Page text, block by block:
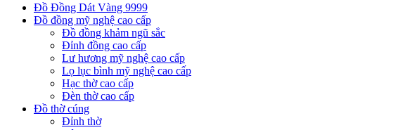
Đồ Đồng Dát Vàng 9999
Đồ đồng mỹ nghệ cao cấp
Đồ đồng khảm ngũ sắc
Đỉnh đồng cao cấp
Lư hương mỹ nghệ cao cấp
Lọ lục bình mỹ nghệ cao cấp
Hạc thờ cao cấp
Đèn thờ cao cấp
Đồ thờ cúng
Đỉnh thờ